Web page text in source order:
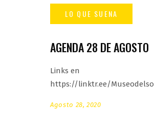
AGENDA 28 DE AGOSTO
Links en
https://linktr.ee/
Agosto 28, 2020